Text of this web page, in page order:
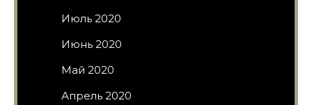
Июль 2020
Июнь 2020
Май 2020
Апрель 2020